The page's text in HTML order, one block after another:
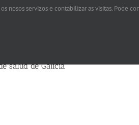
convocatoria de un concurso
salud de Galicia
nosos servizos e contabilizar as visitas. Pode